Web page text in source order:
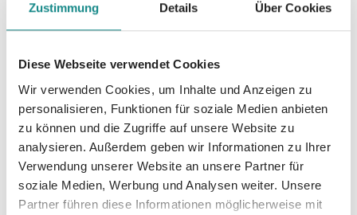
Zustimmung Details Über Cookies
Diese Webseite verwendet Cookies
Wir verwenden Cookies, um Inhalte und Anzeigen zu
personalisieren, Funktionen für soziale Medien anbieten
zu können und die Zugriffe auf unsere Website zu
analysieren. Außerdem geben wir Informationen zu Ihrer
Verwendung unserer Website an unsere Partner für
soziale Medien, Werbung und Analysen weiter. Unsere
Partner führen diese Informationen möglicherweise mit
Informationen
PDF